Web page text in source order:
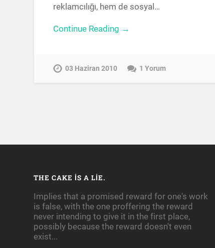
reklamcılığı, hem de sosyal…
Continue Reading →
03 Haziran 2010 1 Yorum
THE CAKE IS A LIE.
Implies that a promised reward for one's work
is false, with the one proffering the reward
never intending to give it in the first place,
possibly because the reward doesn't even
exist...